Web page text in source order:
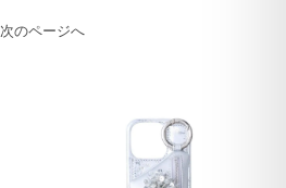
次のページへ